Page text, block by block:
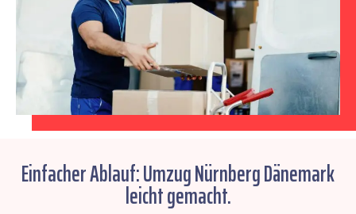
Einfacher Ablauf: Umzug Nürnberg Dänemark
leicht gemacht.